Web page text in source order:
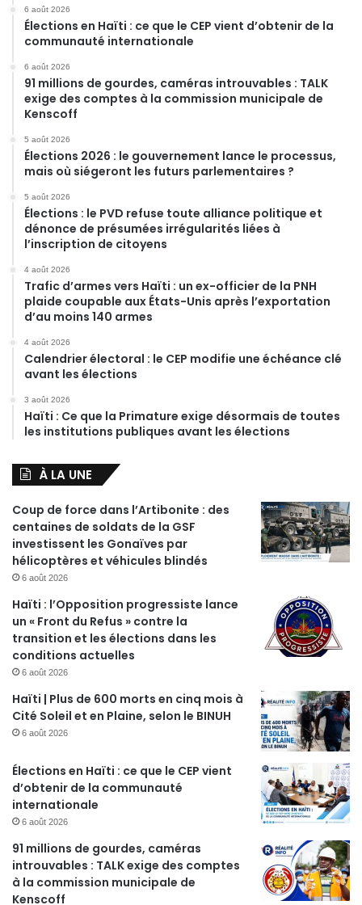
6 août 2026
Élections en Haïti : ce que le CEP vient d’obtenir de la
communauté internationale
6 août 2026
91 millions de gourdes, caméras introuvables : TALK
exige des comptes à la commission municipale de
Kenscoff
5 août 2026
Élections 2026 : le gouvernement lance le processus,
mais où siégeront les futurs parlementaires ?
5 août 2026
Élections : le PVD refuse toute alliance politique et
dénonce de présumées irrégularités liées à
l’inscription de citoyens
4 août 2026
Trafic d’armes vers Haïti : un ex-officier de la PNH
plaide coupable aux États-Unis après l’exportation
d’au moins 140 armes
4 août 2026
Calendrier électoral : le CEP modifie une échéance clé
avant les élections
3 août 2026
Haïti : Ce que la Primature exige désormais de toutes
les institutions publiques avant les élections
À LA UNE
Coup de force dans l’Artibonite : des
centaines de soldats de la GSF
investissent les Gonaïves par
hélicoptères et véhicules blindés
6 août 2026
Haïti : l’Opposition progressiste lance
un « Front du Refus » contre la
transition et les élections dans les
conditions actuelles
6 août 2026
Haïti | Plus de 600 morts en cinq mois à
Cité Soleil et en Plaine, selon le BINUH
6 août 2026
Élections en Haïti : ce que le CEP vient
d’obtenir de la communauté
internationale
6 août 2026
91 millions de gourdes, caméras
introuvables : TALK exige des comptes
à la commission municipale de
Kenscoff